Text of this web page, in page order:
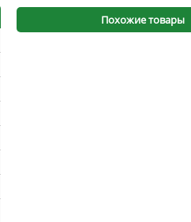
Похожие товары